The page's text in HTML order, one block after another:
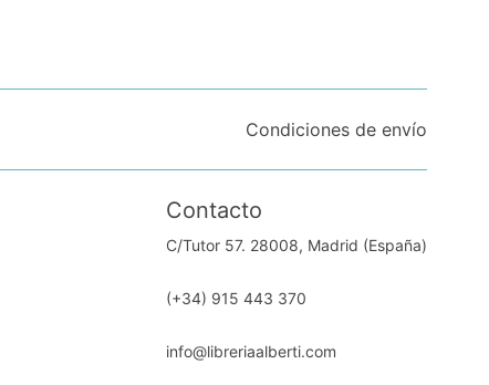
Condiciones de envío
Contacto
C/Tutor 57. 28008, Madrid (España)
(+34) 915 443 370
info@libreriaalberti.com